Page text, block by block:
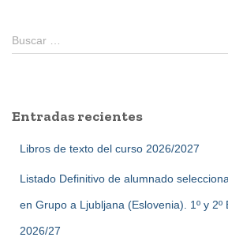
B
u
r
Buscar …
Entradas recientes
Libros de texto del curso 2026/2027
Listado Definitivo de alumnado
en Grupo a Ljubljana (Eslovenia). 1º y 2º
2026/27